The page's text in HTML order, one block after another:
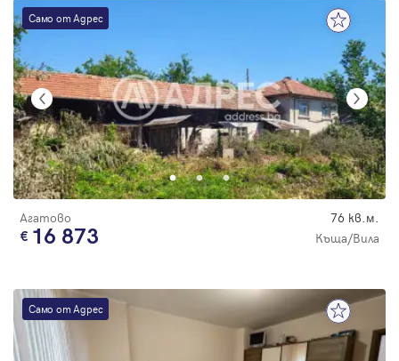
Само от Адрес
Агатово 76 кв.м.
16 873 Къща/Вила
Само от Адрес